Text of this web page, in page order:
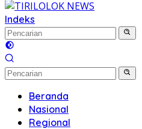
Indeks
Beranda
Nasional
Regional